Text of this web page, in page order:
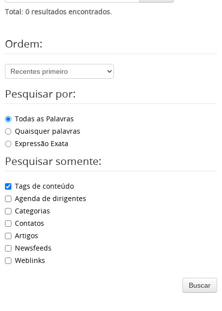
Total: 0 resultados encontrados.
Ordem:
Pesquisar por:
Todas as Palavras
Quaisquer palavras
Expressão Exata
Pesquisar somente:
Tags de conteúdo
Agenda de dirigentes
Categorias
Contatos
Artigos
Newsfeeds
Weblinks
Buscar